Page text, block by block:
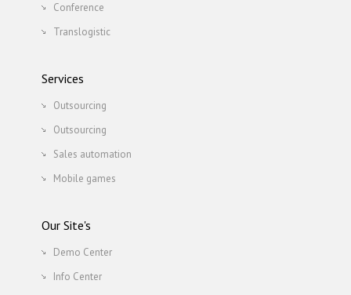
Conference
Translogistic
Services
Outsourcing
Outsourcing
Sales automation
Mobile games
Our Site's
Demo Center
Info Center